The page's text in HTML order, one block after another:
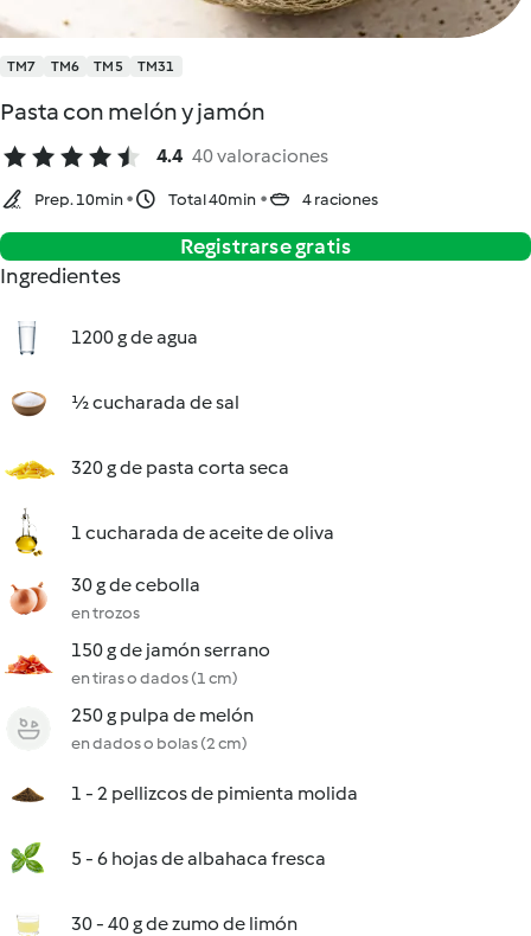
TM7 TM6 TM5 TM31
Pasta con melón y jamón
4.4 40 valoraciones
Prep. 10min Total 40min 4 raciones
Registrarse gratis
Ingredientes
1200 g de agua
½ cucharada de sal
320 g de pasta corta seca
1 cucharada de aceite de oliva
30 g de cebolla
en trozos
150 g de jamón serrano
en tiras o dados (1 cm)
250 g pulpa de melón
en dados o bolas (2 cm)
1 - 2 pellizcos de pimienta molida
5 - 6 hojas de albahaca fresca
30 - 40 g de zumo de limón